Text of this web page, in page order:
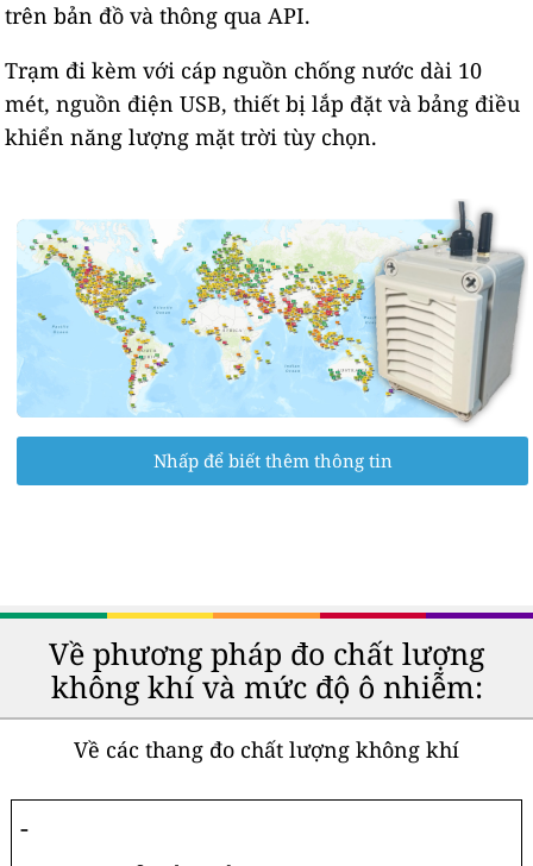
trên bản đồ và thông qua API.
Trạm đi kèm với cáp nguồn chống nước dài 10
mét, nguồn điện USB, thiết bị lắp đặt và bảng điều
khiển năng lượng mặt trời tùy chọn.
Nhấp để biết thêm thông tin
Về phương pháp đo chất lượng
không khí và mức độ ô nhiễm:
Về các thang đo chất lượng không khí
-